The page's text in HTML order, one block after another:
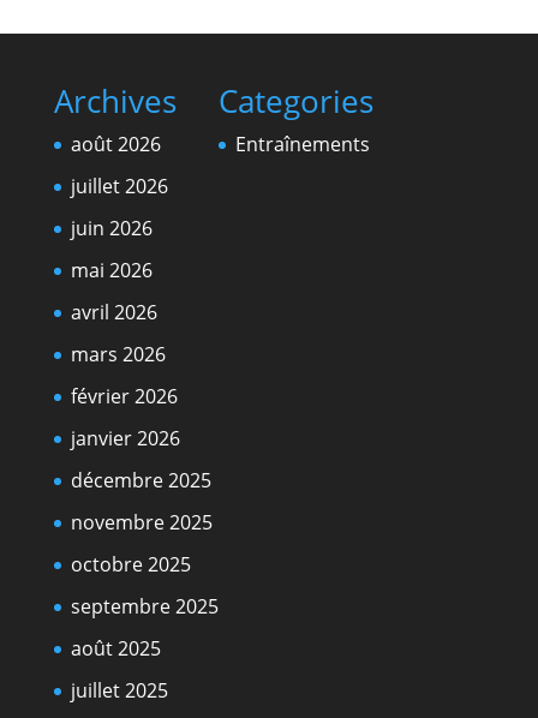
Archives
août 2026
juillet 2026
juin 2026
mai 2026
avril 2026
mars 2026
février 2026
janvier 2026
décembre 2025
novembre 2025
octobre 2025
septembre 2025
août 2025
juillet 2025
Categories
Entraînements